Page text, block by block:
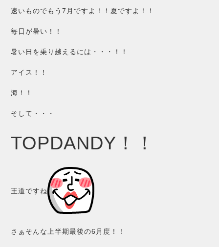
速いものでもう7月ですよ！！夏ですよ！！
毎日が暑い！！
暑い日を乗り越えるには・・・！！
アイス！！
海！！
そして・・・
TOPDANDY！！
王道ですね
さぁそんな上半期最後の6月度！！